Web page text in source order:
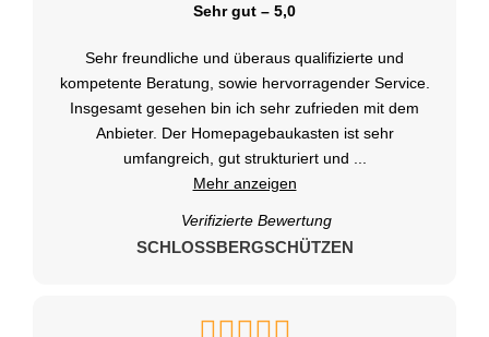
Sehr gut – 5,0
Sehr freundliche und überaus qualifizierte und
kompetente Beratung, sowie hervorragender Service.
Insgesamt gesehen bin ich sehr zufrieden mit dem
Anbieter. Der Homepagebaukasten ist sehr
umfangreich, gut strukturiert und
Mehr anzeigen
Verifizierte Bewertung
SCHLOSSBERGSCHÜTZEN